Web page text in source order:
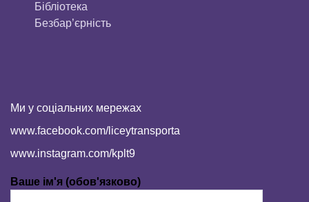
Бібліотека
Безбар’єрність
Ми у соціальних мережах
www.facebook.com/liceytransporta
www.instagram.com/kplt9
Ваше ім'я (обов'язково)